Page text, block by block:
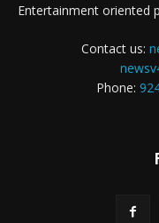
Entertainment oriented
Contact us:
Phone: